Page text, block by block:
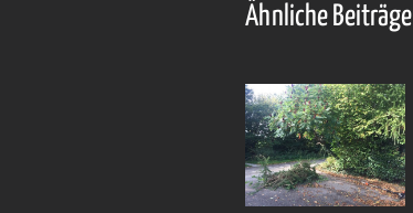
Ähnliche Beiträge